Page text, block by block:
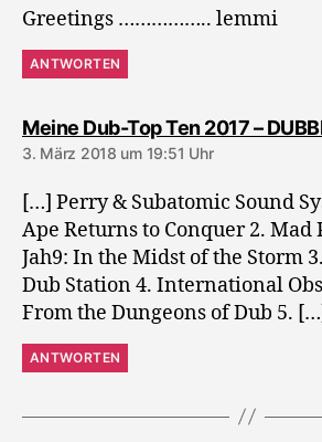
Greetings …………….. lemmi
ANTWORTEN
Meine Dub-Top Ten 2017 –
3. März 2018 um 19:51 Uhr
[…] Perry & Subatomic Sound
Ape Returns to Conquer 2. Mad
Jah9: In the Midst of the Storm
Dub Station 4. International
From the Dungeons of Dub 5.
ANTWORTEN